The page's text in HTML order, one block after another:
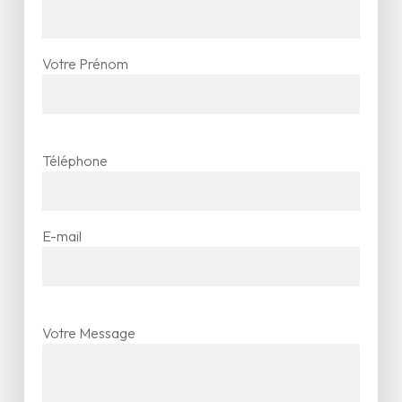
c’est un gros plus – mais ce qu’on aime surtout,
créatifs dans les gestes et dans la
Viens vivre une saison de rêve dans un cadre
Un cadre de travail qui fait rêver (vraiment !)
Votre Prénom
Téléphone
E-mail
Votre Message